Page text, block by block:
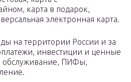
карта в подарок,
электронная карта.
на территории России и за
инвестиции и ценные
обслуживание, ПИФы,